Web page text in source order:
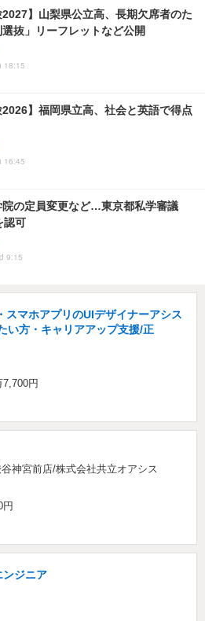
2027】山梨県公立高、長期欠席者のた
抜」リーフレットなど公開
18:15
2026】福岡県立高、社会と英語で得点
16:45
院の定員変更など…東京都私学審議
認可
9:15
スマホアプリのUIデザイナーアシス
い方・キャリアアップ支援/正
7,700円
神宮前店/株式会社共立オアシス
円
ンジニア